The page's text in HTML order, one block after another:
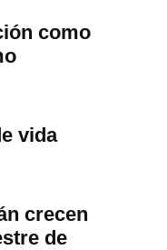
como
vida
crecen
de